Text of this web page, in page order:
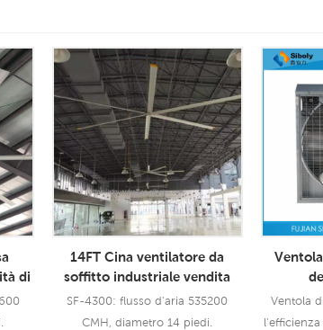
di
14FT Cina ventilatore da
soffitto industriale vendita
diretta in fabbrica HVLS Fan
Restaurant
SF-4300: flusso d'aria 535200
CMH, diametro 14 piedi.
Ventola